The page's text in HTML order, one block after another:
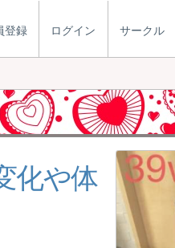
登録 ログイン サークル
化や体